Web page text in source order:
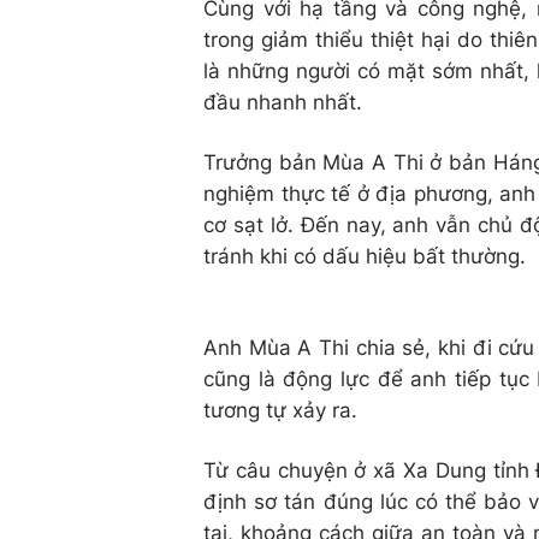
Cùng với hạ tầng và công
trong giảm thiểu thiệt hại do
là những người có mặt sớm
đầu nhanh nhất.
Trưởng bản Mùa A Thi ở bản
nghiệm thực tế ở địa phương,
cơ sạt lở. Đến nay, anh vẫn chủ
tránh khi có dấu hiệu bất thường.
Anh Mùa A Thi chia sẻ, khi đi
cũng là động lực để anh tiếp
tương tự xảy ra.
Từ câu chuyện ở xã Xa Dung
định sơ tán đúng lúc có thể bảo
tai, khoảng cách giữa an toàn và